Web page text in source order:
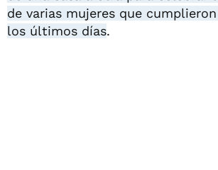
de varias mujeres que
los últimos días.